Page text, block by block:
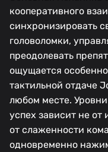
кооперативного
синхронизировать
головоломки,
преодолевать
ощущается
тактильной отдаче
любом месте.
успех зависит не от
от слаженности
одновременно